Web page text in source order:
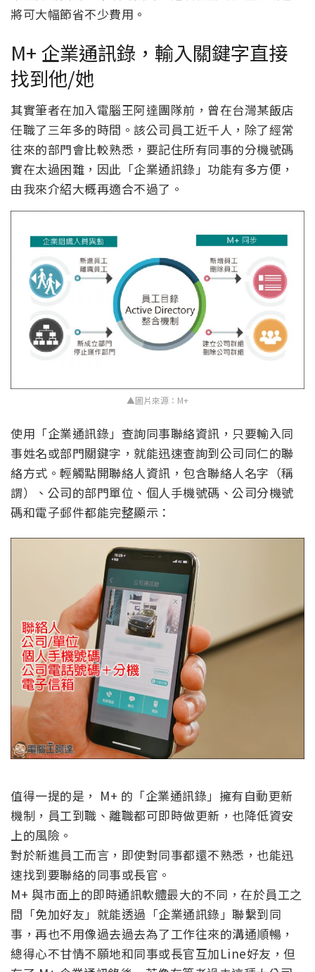
將可大幅節省不少費用。
M+ 企業通訊錄，輸入關鍵字直接
找到他/她
其實筆者在加入電腦王阿達團隊前，曾在台灣某飯店
任職了三年多的時間。該公司員工近千人，除了經常
往來的部門會比較熟悉，要記住所有同事的分機號碼
實在太過困難，因此「企業通訊錄」功能有多方便，
由我來介紹大概再適合不過了。
▲圖片來源：M+
使用「企業通訊錄」查詢同事聯絡資訊，只要輸入同
事姓名或部門關鍵字，就能迅速查詢到公司同仁的聯
絡方式。輕觸點開聯絡人資訊，包含聯絡人名字（稱
謂）、公司的部門單位、個人手機號碼、公司分機號
碼和電子郵件都能完整顯示：
值得一提的是， M+ 的「企業通訊錄」擁有自動更新
機制，員工到職、離職都可即時做更新，也降低資安
上的風險。
對於新進員工而言，即使對同事都還不熟悉，也能迅
速找到要聯絡的同事或長官。
M+ 與市面上的即時通訊軟體最大的不同，在於員工之
間「免加好友」就能透過「企業通訊錄」聯繫到同
事，再也不用像過去過去為了工作往來的溝通順暢，
總得心不甘情不願地和同事或長官互加Line好友，但